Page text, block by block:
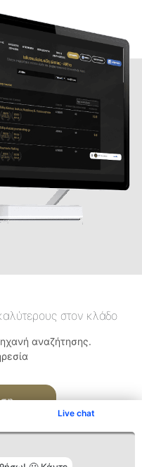
Live chat
στον κλάδο
αναζήτησης.